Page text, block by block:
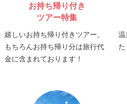
お持ち帰り付き
ツアー特集
嬉しいお持ち帰り付きツアー。
もちろんお持ち帰り分は旅行代
金に含まれております！
温
た